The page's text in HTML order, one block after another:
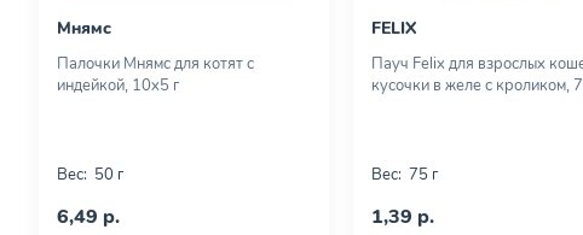
Мнямс
Палочки Мнямс для котят с
индейкой, 10х5 г
Вес: 50 г
6,49 р.
FELIX
Пауч Felix для взрослых
кусочки в желе с кроликом,
Вес: 75 г
1,39 р.